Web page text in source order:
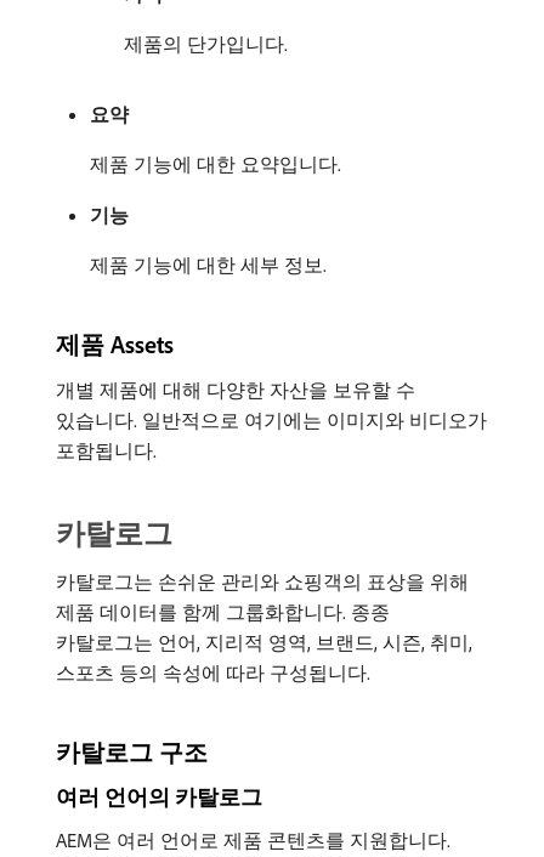
제품의 단가입니다.
요약
제품 기능에 대한 요약입니다.
기능
제품 기능에 대한 세부 정보.
제품 Assets
개별 제품에 대해 다양한 자산을 보유할 수
있습니다. 일반적으로 여기에는 이미지와 비디오가
포함됩니다.
카탈로그
카탈로그는 손쉬운 관리와 쇼핑객의 표상을 위해
제품 데이터를 함께 그룹화합니다. 종종
카탈로그는 언어, 지리적 영역, 브랜드, 시즌, 취미,
스포츠 등의 속성에 따라 구성됩니다.
카탈로그 구조
여러 언어의 카탈로그
AEM은 여러 언어로 제품 콘텐츠를 지원합니다.